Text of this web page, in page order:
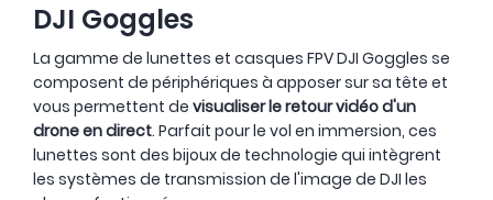
DJI Goggles
La gamme de lunettes et casques FPV DJI Goggles se
composent de périphériques à apposer sur sa tête et
vous permettent de visualiser le retour vidéo d'un
drone en direct. Parfait pour le vol en immersion, ces
lunettes sont des bijoux de technologie qui intègrent
les systèmes de transmission de l'image de DJI les